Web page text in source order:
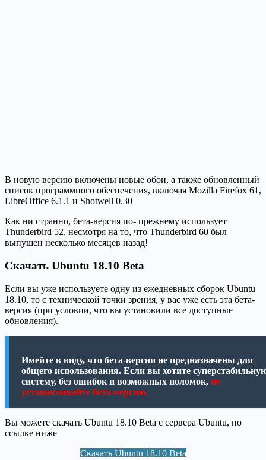
В новую версию включены новые обои, а также обновленный
список программного обеспечения, включая Mozilla Firefox 61,
LibreOffice 6.1.1 и Shotwell 0.30
Как ни странно, бета-версия по- прежнему использует
Thunderbird 52, несмотря на то, что Thunderbird 60 был
выпущен несколько месяцев назад!
Скачать Ubuntu 18.10 Beta
Если вы уже используете одну из ежедневных сборок Ubuntu
18.10, то с технической точки зрения, у вас уже есть эта бета-
версия (при условии, что вы установили все доступные
обновления).
Имейте в виду, что бета-версии не предназначены для
общего использования. Если вы хотите
систему, без ошибок и возможных поломок, не
устанавливайте бета-версию.
Вы можете скачать Ubuntu 18.10 Beta с сервера Ubuntu, по
ссылке ниже
Скачать Ubuntu 18.10 Beta